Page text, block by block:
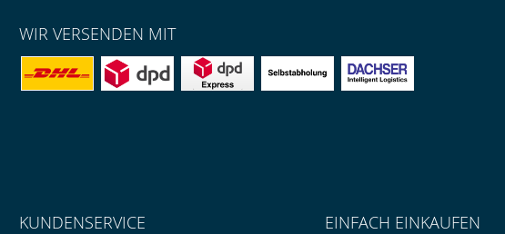
WIR VERSENDEN MIT
KUNDENSERVICE EINFACH EINKAUFEN